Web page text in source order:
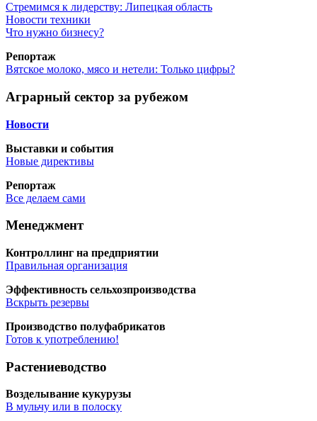
Стре­мим­ся к лидер­ству: Липец­кая область
Ново­сти техники
Что нуж­но бизнесу?
Репор­таж
Вят­ское моло­ко, мясо и нете­ли: Толь­ко цифры?
Аграрный сектор за рубежом
Ново­сти
Выстав­ки и события
Новые дирек­ти­вы
Репор­таж
Все дела­ем сами
Менеджмент
Кон­трол­линг на предприятии
Пра­виль­ная организация
Эффек­тив­ность сельхозпроизводства
Вскрыть резер­вы
Про­из­вод­ство полуфабрикатов
Готов к употреблению!
Растениеводство
Воз­де­лы­ва­ние кукурузы
В муль­чу или в полоску